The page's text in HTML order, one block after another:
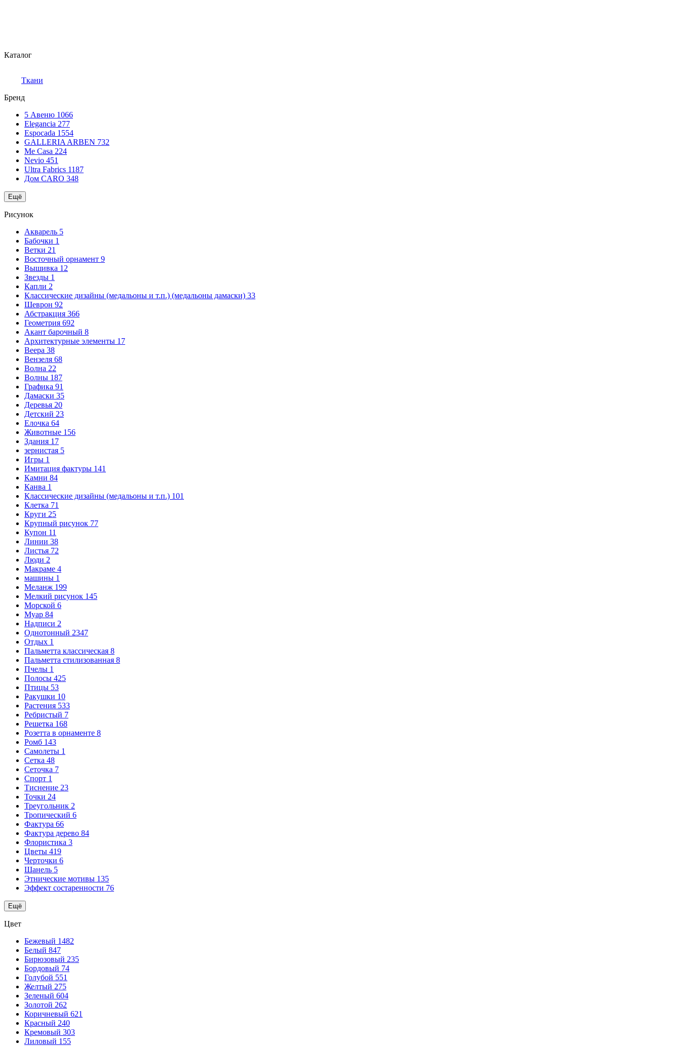
Каталог
Ткани
Бренд
5 Авеню 1066
Elegancia 277
Espocada 1554
GALLERIA ARBEN 732
Me Casa 224
Nevio 451
Ultra Fabrics 1187
Дом CARO 348
Ещё
Рисунок
Акварель 5
Бабочки 1
Ветки 21
Восточный орнамент 9
Вышивка 12
Звезды 1
Капли 2
Классические дизайны (медальоны и т.п.) (медальоны дамаски) 33
Шеврон 92
Абстракция 366
Геометрия 692
Акант барочный 8
Архитектурные элементы 17
Веера 38
Вензеля 68
Волна 22
Волны 187
Графика 91
Дамаски 35
Деревья 20
Детский 23
Елочка 64
Животные 156
Здания 17
зернистая 5
Игры 1
Имитация фактуры 141
Камни 84
Канва 1
Классические дизайны (медальоны и т.п.) 101
Клетка 71
Круги 25
Крупный рисунок 77
Купон 11
Линии 38
Листья 72
Люди 2
Макраме 4
машины 1
Меланж 199
Мелкий рисунок 145
Морской 6
Муар 84
Надписи 2
Однотонный 2347
Отдых 1
Пальметта классическая 8
Пальметта стилизованная 8
Пчелы 1
Полосы 425
Птицы 53
Ракушки 10
Растения 533
Ребристый 7
Решетка 168
Розетта в орнаменте 8
Ромб 143
Самолеты 1
Сетка 48
Сеточка 7
Спорт 1
Тиснение 23
Точки 24
Треугольник 2
Тропический 6
Фактура 66
Фактура дерево 84
Флористика 3
Цветы 419
Черточки 6
Шанель 5
Этнические мотивы 135
Эффект состаренности 76
Ещё
Цвет
Бежевый 1482
Белый 847
Бирюзовый 235
Бордовый 74
Голубой 551
Желтый 275
Зеленый 604
Золотой 262
Коричневый 621
Красный 240
Кремовый 303
Лиловый 155